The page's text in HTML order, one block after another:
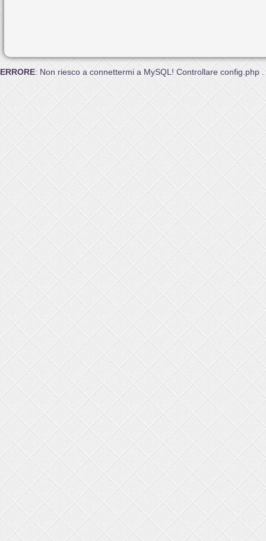
ERRORE: Non riesco a connettermi a MySQL! Controllare config.php .